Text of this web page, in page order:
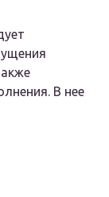
В нее